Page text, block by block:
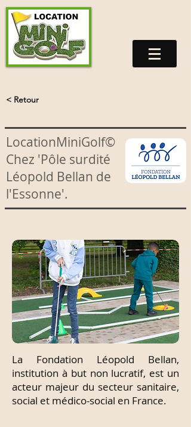
< Retour
LocationMiniGolf©
Chez 'Pôle surdité
Léopold Bellan de
l'Essonne'.
La Fondation Léopold Bellan,
institution à but non lucratif, est un
acteur majeur du secteur sanitaire,
social et médico-social en France.